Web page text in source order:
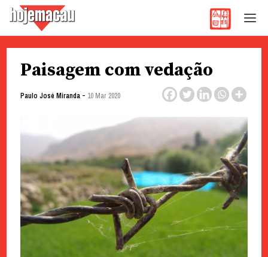
Paisagem com vedação
Paulo José Miranda- 10 Mar 2020